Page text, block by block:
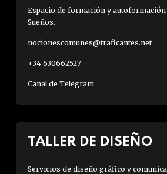
Espacio de formación y
Sueños.
nocionescomunes@traficantes.net
+34 630662527
Canal de Telegram
TALLER DE DISEÑO
Servicios de diseño gráfico y